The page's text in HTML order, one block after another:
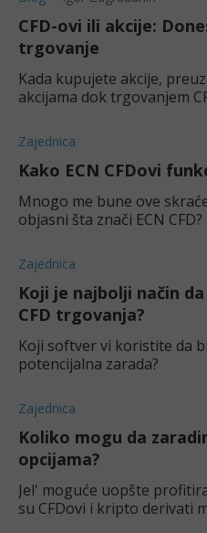
CFD-ovi ili akcije:
trgovanje
Kada kupujete akcije,
akcijama dok trgovanjem
imovine.
Zajednica
Kako ECN CFDovi
Mnogo me bune ove
objasni šta znači ECN CFD?
Zajednica
Koji je najbolji način
CFD trgovanja?
Koji softver vi koristite da
potencijalna zarada?
Zajednica
Koliko mogu da
opcijama?
Jel' moguće uopšte
su CFDovi i kripto derivati